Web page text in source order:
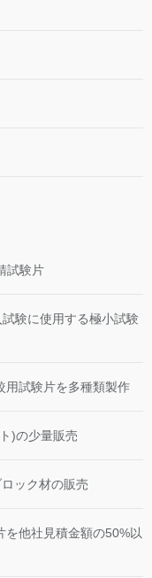
試験片
験に使用する極小試験
用試験片を多種類製作
)の少量販売
ック材の販売
他社見積金額の50%以